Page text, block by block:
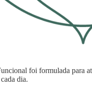
foi formulada para
dia.